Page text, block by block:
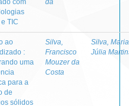
TIC
ao
:
uma
para a
de
sólidos
Silva,
Francisco
Mouzer da
Costa
Silva, Maria
Júlia